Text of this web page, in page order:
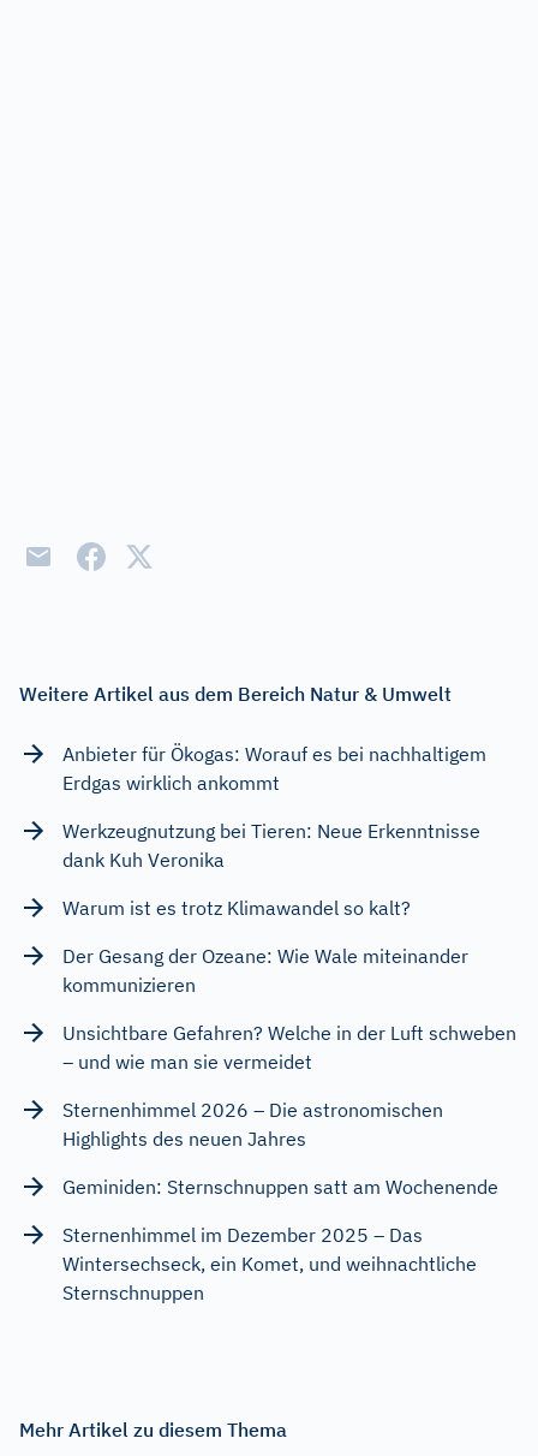
Weitere Artikel aus dem Bereich Natur & Umwelt
Anbieter für Ökogas: Worauf es bei nachhaltigem
Erdgas wirklich ankommt
Werkzeugnutzung bei Tieren: Neue Erkenntnisse
dank Kuh Veronika
Warum ist es trotz Klimawandel so kalt?
Der Gesang der Ozeane: Wie Wale miteinander
kommunizieren
Unsichtbare Gefahren? Welche in der Luft schweben
– und wie man sie vermeidet
Sternenhimmel 2026 – Die astronomischen
Highlights des neuen Jahres
Geminiden: Sternschnuppen satt am Wochenende
Sternenhimmel im Dezember 2025 – Das
Wintersechseck, ein Komet, und weihnachtliche
Sternschnuppen
Mehr Artikel zu diesem Thema